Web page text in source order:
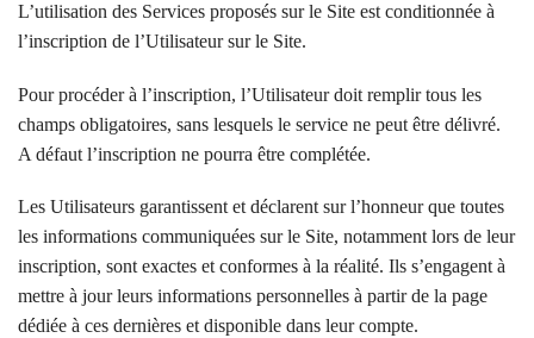
L’utilisation des Services proposés sur le Site est conditionnée à
l’inscription de l’Utilisateur sur le Site.
Pour procéder à l’inscription, l’Utilisateur doit remplir tous les
champs obligatoires, sans lesquels le service ne peut être délivré.
A défaut l’inscription ne pourra être complétée.
Les Utilisateurs garantissent et déclarent sur l’honneur que toutes
les informations communiquées sur le Site, notamment lors de leur
inscription, sont exactes et conformes à la réalité. Ils s’engagent à
mettre à jour leurs informations personnelles à partir de la page
dédiée à ces dernières et disponible dans leur compte.